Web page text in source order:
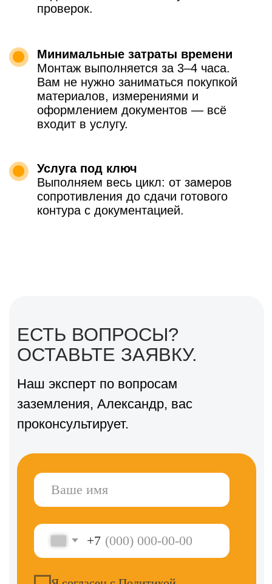
Материалы — от 8 900 рублей
Вы оплачиваете только фактически
использованные материалы,
необходимые для достижения
требуемого сопротивления.
состав грунта и наличие
грунтовых вод,
требуемое сопротивление
(например, 30 Ом, 10 Ом, 4 Ом).
14 900 ₽ за монтаж + 8 900 ₽ за базовый
комплект (6 метров заземления) + 1 059
₽ за 3 метра кабеля =
итого 24 859 ₽.
Если стандартного комплекта окажется
недостаточно, каждый дополнительный
стержень с муфтой стоит
В среднем цена "под ключ" летом
обходится от 25 000 до 27 000
рублей.